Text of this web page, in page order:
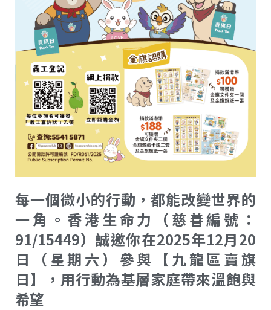
每一個微小的行動，都能改變世界的
一角。香港生命力（慈善編號：
91/15449）誠邀你在2025年12月20
日（星期六）參與【九龍區賣旗
日】，用行動為基層家庭帶來溫飽與
希望